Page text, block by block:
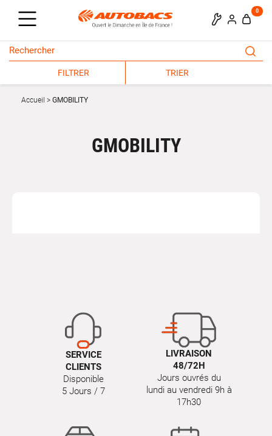
0
FILTRER TRIER
Accueil GMOBILITY
GMOBILITY
SERVICE
CLIENTS
Disponible
5 Jours / 7
LIVRAISON
48/72H
Jours ouvrés du
lundi au vendredi 9h à
17h30